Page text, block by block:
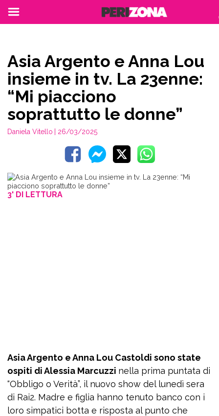
Asia Argento e Anna Lou
insieme in tv. La 23enne:
“Mi piacciono
soprattutto le donne”
Daniela Vitello | 26/03/2025
3' DI LETTURA
Asia Argento e Anna Lou Castoldi sono state
ospiti di Alessia Marcuzzi nella prima puntata di
“Obbligo o Verità”, il nuovo show del lunedì sera
di Rai2. Madre e figlia hanno tenuto banco con i
loro simpatici botta e risposta al punto che